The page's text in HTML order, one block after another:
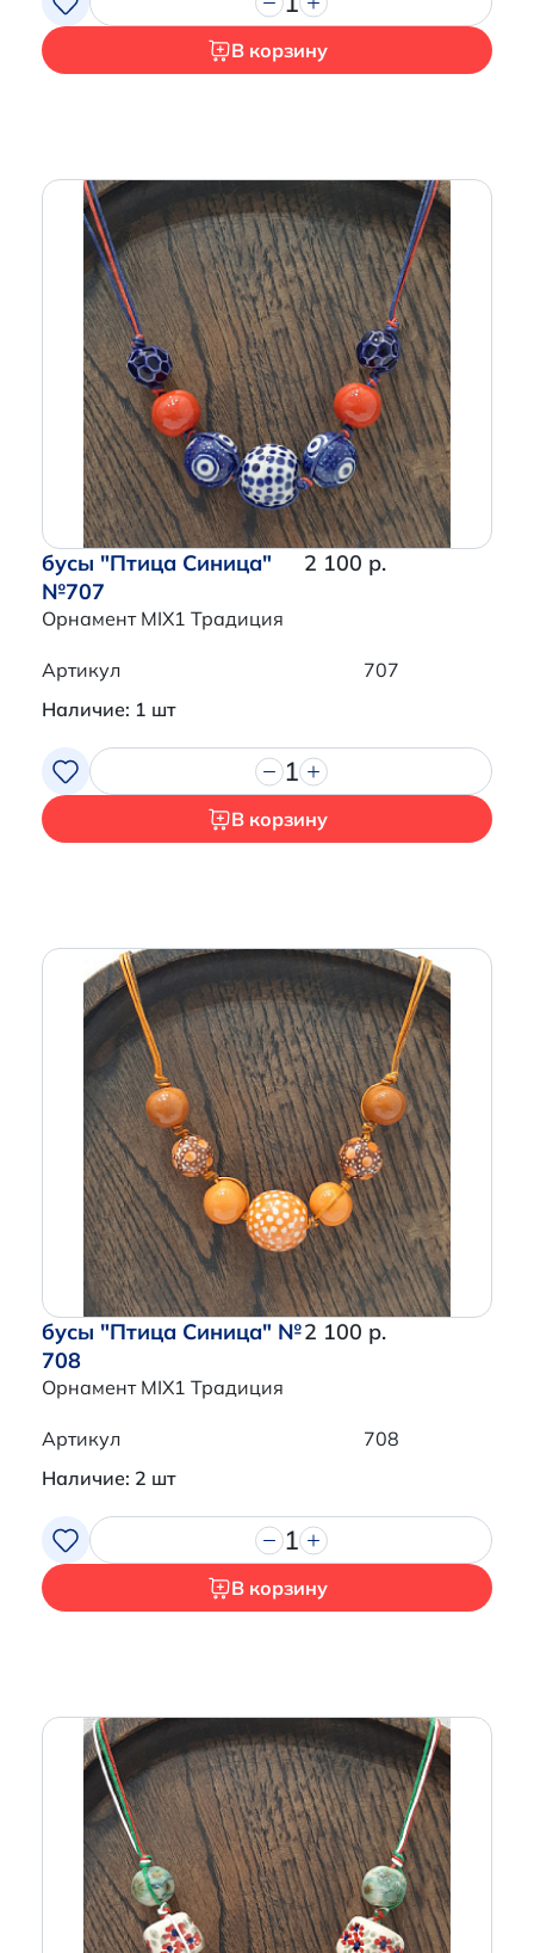
В корзину
бусы "Птица Синица"
№707
Орнамент MIX1 Традиция
2 100 р.
Артикул
707
Наличие: 1 шт
1
В корзину
бусы "Птица Синица" №
708
Орнамент MIX1 Традиция
2 100 р.
Артикул
708
Наличие: 2 шт
1
В корзину